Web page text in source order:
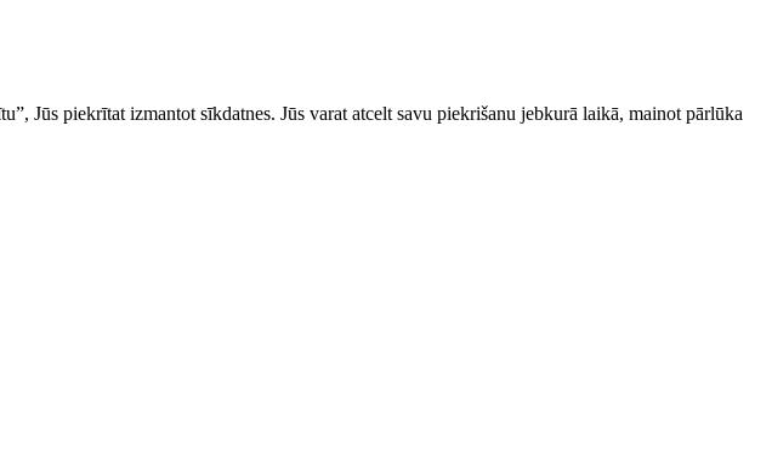
Jūs piekrītat izmantot sīkdatnes. Jūs varat atcelt savu piekrišanu jebkurā laikā, mainot pārlūka